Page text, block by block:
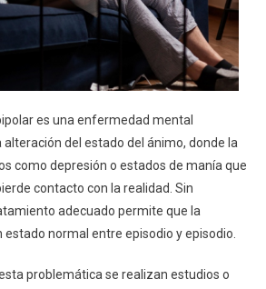
es una enfermedad mental
del estado del ánimo, donde la
como depresión o estados de manía que
contacto con la realidad. Sin
adecuado permite que la
normal entre episodio y episodio.
problemática se realizan estudios o